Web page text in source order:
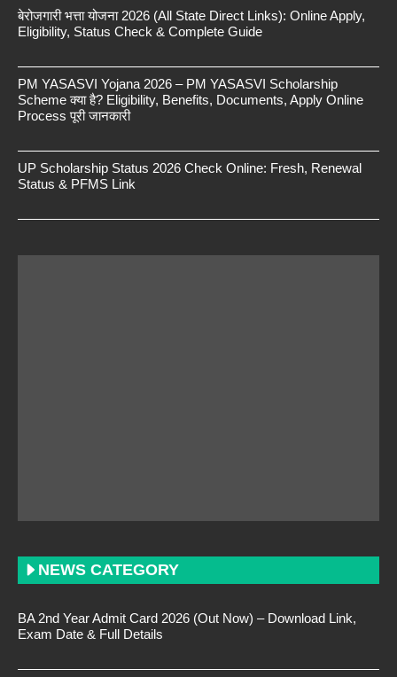
बेरोजगारी भत्ता योजना 2026 (All State Direct Links): Online Apply,
Eligibility, Status Check & Complete Guide
PM YASASVI Yojana 2026 – PM YASASVI Scholarship
Scheme क्या है? Eligibility, Benefits, Documents, Apply Online
Process पूरी जानकारी
UP Scholarship Status 2026 Check Online: Fresh, Renewal
Status & PFMS Link
NEWS CATEGORY
BA 2nd Year Admit Card 2026 (Out Now) – Download Link,
Exam Date & Full Details